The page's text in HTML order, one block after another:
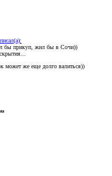
бы прикуп, жил бы в Сочи))
может же еще долго валиться))